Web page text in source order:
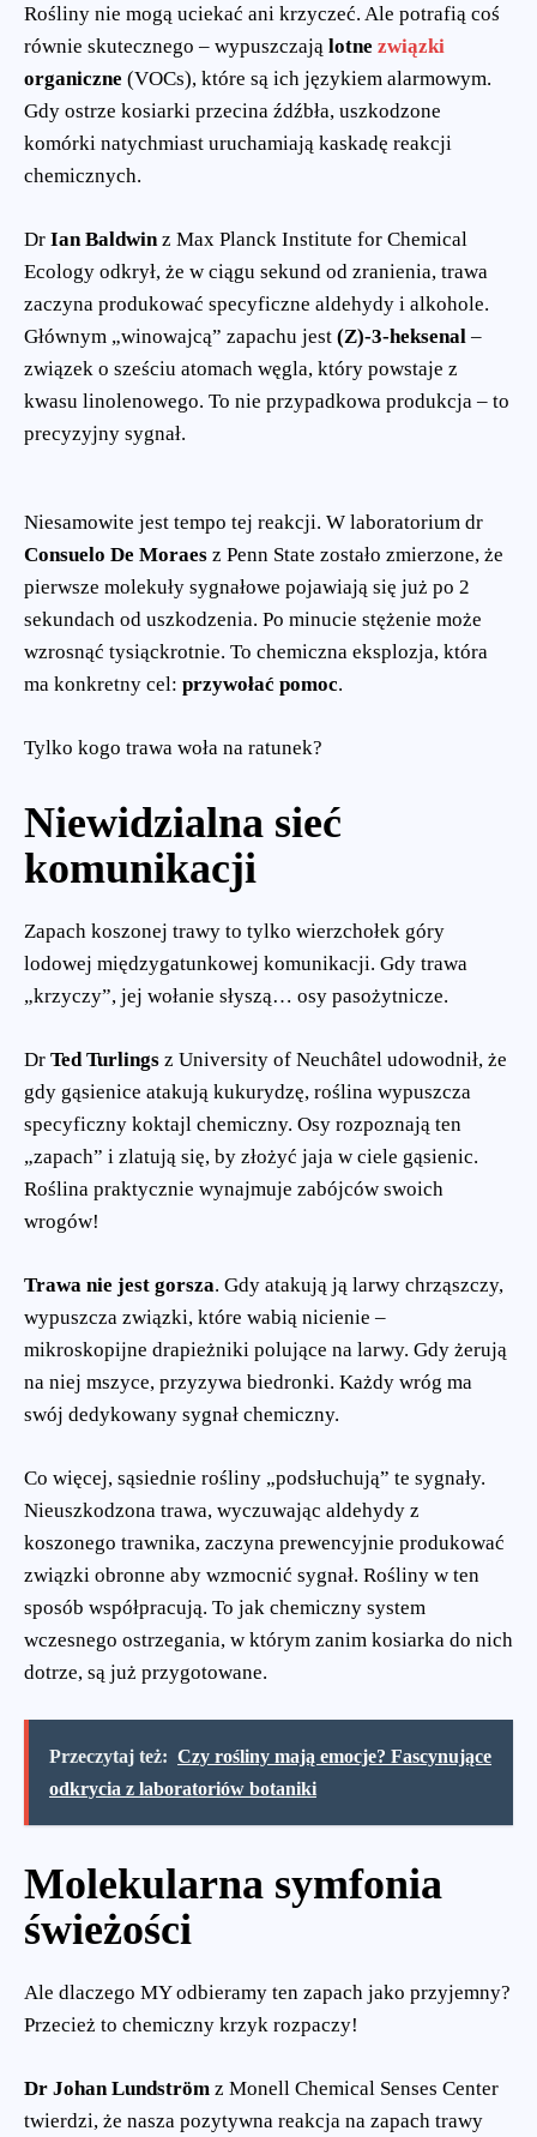
Rośliny nie mogą uciekać ani krzyczeć. Ale potrafią coś
równie skutecznego – wypuszczają lotne związki
organiczne (VOCs), które są ich językiem alarmowym.
Gdy ostrze kosiarki przecina źdźbła, uszkodzone
komórki natychmiast uruchamiają kaskadę reakcji
chemicznych.
Dr Ian Baldwin z Max Planck Institute for Chemical
Ecology odkrył, że w ciągu sekund od zranienia, trawa
zaczyna produkować specyficzne aldehydy i alkohole.
Głównym „winowajcą” zapachu jest (Z)-3-heksenal –
związek o sześciu atomach węgla, który powstaje z
kwasu linolenowego. To nie przypadkowa produkcja – to
precyzyjny sygnał.
Niesamowite jest tempo tej reakcji. W laboratorium dr
Consuelo De Moraes z Penn State zostało zmierzone, że
pierwsze molekuły sygnałowe pojawiają się już po 2
sekundach od uszkodzenia. Po minucie stężenie może
wzrosnąć tysiąckrotnie. To chemiczna eksplozja, która
ma konkretny cel: przywołać pomoc.
Tylko kogo trawa woła na ratunek?
Niewidzialna sieć
komunikacji
Zapach koszonej trawy to tylko wierzchołek góry
lodowej międzygatunkowej komunikacji. Gdy trawa
„krzyczy”, jej wołanie słyszą… osy pasożytnicze.
Dr Ted Turlings z University of Neuchâtel udowodnił, że
gdy gąsienice atakują kukurydzę, roślina wypuszcza
specyficzny koktajl chemiczny. Osy rozpoznają ten
„zapach” i zlatują się, by złożyć jaja w ciele gąsienic.
Roślina praktycznie wynajmuje zabójców swoich
wrogów!
Trawa nie jest gorsza. Gdy atakują ją larwy chrząszczy,
wypuszcza związki, które wabią nicienie –
mikroskopijne drapieżniki polujące na larwy. Gdy żerują
na niej mszyce, przyzywa biedronki. Każdy wróg ma
swój dedykowany sygnał chemiczny.
Co więcej, sąsiednie rośliny „podsłuchują” te sygnały.
Nieuszkodzona trawa, wyczuwając aldehydy z
koszonego trawnika, zaczyna prewencyjnie produkować
związki obronne aby wzmocnić sygnał. Rośliny w ten
sposób współpracują. To jak chemiczny system
wczesnego ostrzegania, w którym zanim kosiarka do nich
dotrze, są już przygotowane.
Przeczytaj też: Czy rośliny mają emocje? Fascynujące
odkrycia z laboratoriów botaniki
Molekularna symfonia
świeżości
Ale dlaczego MY odbieramy ten zapach jako przyjemny?
Przecież to chemiczny krzyk rozpaczy!
Dr Johan Lundström z Monell Chemical Senses Center
twierdzi, że nasza pozytywna reakcja na zapach trawy